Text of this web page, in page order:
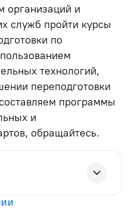
организаций и
служб пройти курсы
по
технологий,
переподготовки
программы
и
обращайтесь.